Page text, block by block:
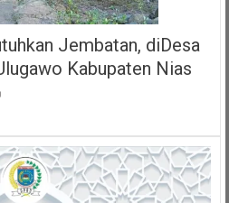
Jembatan, diDesa
Kabupaten Nias